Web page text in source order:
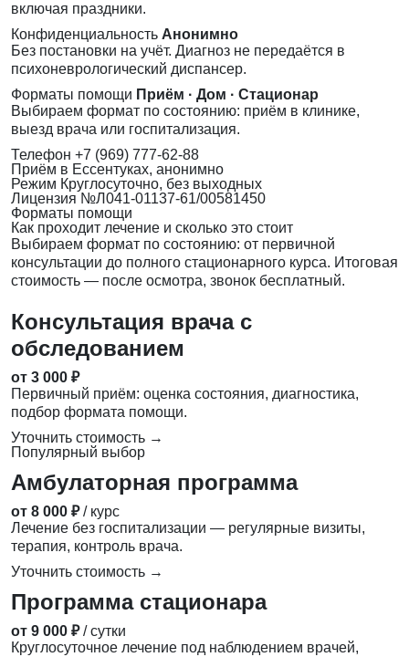
включая праздники.
Конфиденциальность Анонимно
Без постановки на учёт. Диагноз не передаётся в
психоневрологический диспансер.
Форматы помощи Приём · Дом · Стационар
Выбираем формат по состоянию: приём в клинике,
выезд врача или госпитализация.
Телефон +7 (969) 777-62-88
Приём в Ессентуках, анонимно
Режим Круглосуточно, без выходных
Лицензия №Л041-01137-61/00581450
Форматы помощи
Как проходит лечение и сколько это стоит
Выбираем формат по состоянию: от первичной
консультации до полного стационарного курса. Итоговая
стоимость — после осмотра, звонок бесплатный.
Консультация врача с
обследованием
от 3 000 ₽
Первичный приём: оценка состояния, диагностика,
подбор формата помощи.
Уточнить стоимость →
Популярный выбор
Амбулаторная программа
от 8 000 ₽ / курс
Лечение без госпитализации — регулярные визиты,
терапия, контроль врача.
Уточнить стоимость →
Программа стационара
от 9 000 ₽ / сутки
Круглосуточное лечение под наблюдением врачей,